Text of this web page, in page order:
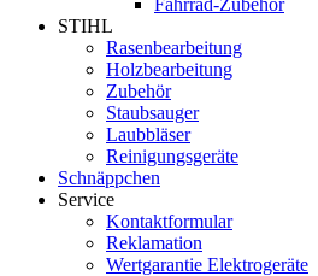
Fahrrad-Zubehör
STIHL
Rasenbearbeitung
Holzbearbeitung
Zubehör
Staubsauger
Laubbläser
Reinigungsgeräte
Schnäppchen
Service
Kontaktformular
Reklamation
Wertgarantie Elektrogeräte